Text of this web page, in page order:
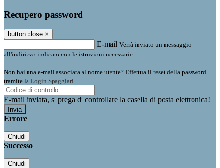
Recupero password
button close ×
E-mail Verrà inviato un messaggio
all'indirizzo indicato con le istruzioni necessarie.
Non hai una e-mail associata al nome utente? Effettua il reset della password
tramite la Login Spaggiari
E-mail inviata, si prega di controllare la casella di posta elettronica!
Errore
Chiudi
Successo
Chiudi